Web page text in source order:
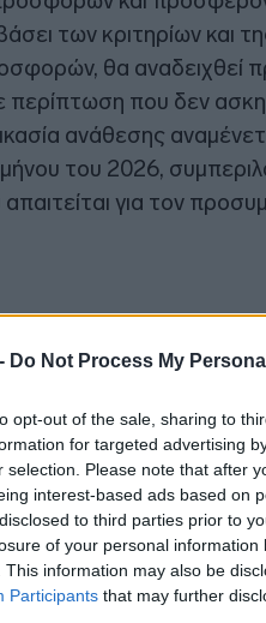
Do Not Process My
opt-out of the sale, sharing to
for targeted advertising
selection. Please note that after
interest-based ads based on
to third parties prior to
of your personal information
This information may also be
Participants that may further
των κριτηρίων και
θα αναδειχθεί
περίπτωση που δεν
ανάθεσης
του 2026,
για τον